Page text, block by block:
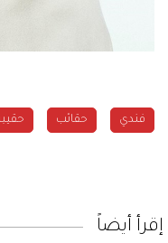
فندي حقائب
إقرأ أيضاً